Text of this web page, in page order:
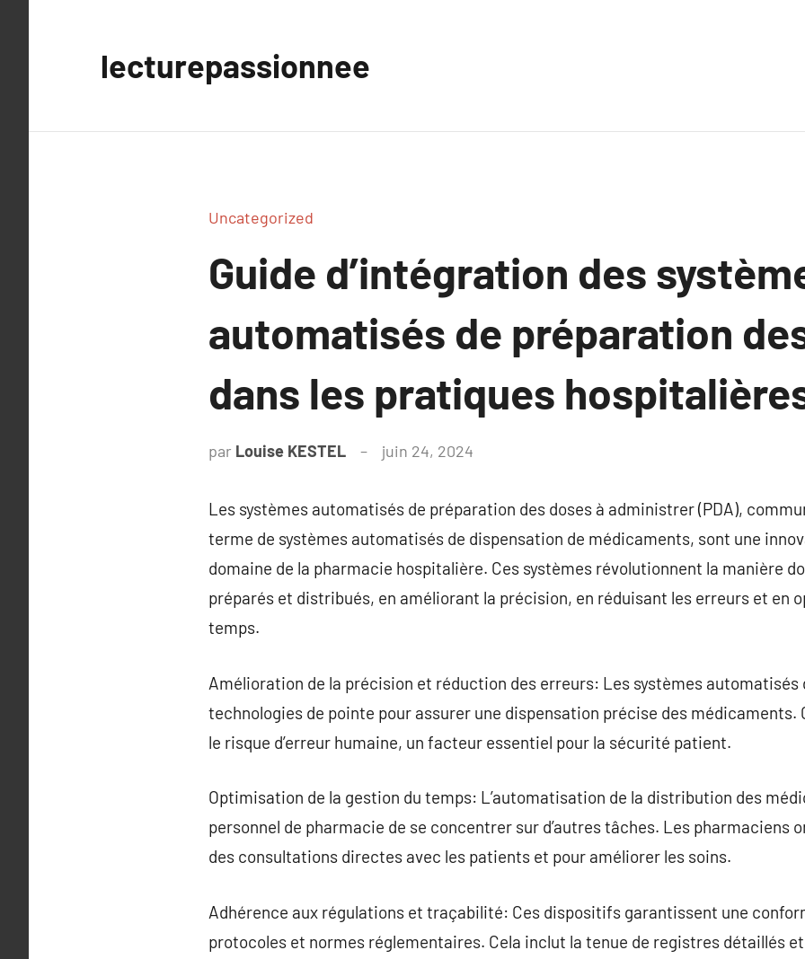
lecturepassionnee
Uncategorized
Guide d’intégration des
automatisés de préparation
dans les pratiques
par Louise KESTEL juin 24, 2024
Les systèmes automatisés de préparation des doses à administrer (PDA),
terme de systèmes automatisés de dispensation de médicaments, sont une
domaine de la pharmacie hospitalière. Ces systèmes révolutionnent la manière
préparés et distribués, en améliorant la précision, en réduisant les erreurs et en
temps.
Amélioration de la précision et réduction des erreurs: Les systèmes automatisés
technologies de pointe pour assurer une dispensation précise des médicaments.
le risque d’erreur humaine, un facteur essentiel pour la sécurité patient.
Optimisation de la gestion du temps: L’automatisation de la distribution des
personnel de pharmacie de se concentrer sur d’autres tâches. Les pharmaciens
des consultations directes avec les patients et pour améliorer les soins.
Adhérence aux régulations et traçabilité: Ces dispositifs garantissent une
protocoles et normes réglementaires. Cela inclut la tenue de registres détaillés